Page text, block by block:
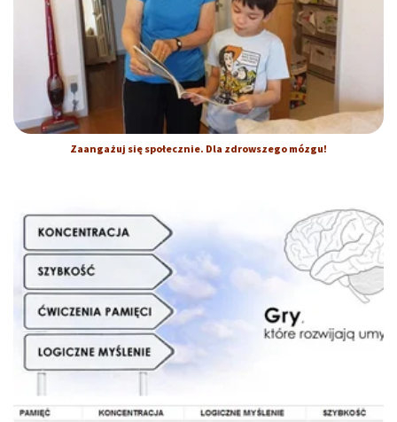
Zaangażuj się społecznie. Dla zdrowszego mózgu!